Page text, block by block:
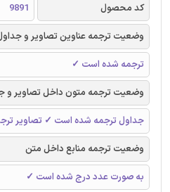
کد محصول
9891
وضعیت ترجمه عناوین تصاویر و
ترجمه شده است ✓
وضعیت ترجمه متون داخل تصاویر و
جداول ترجمه شده است ✓ تصاویر
وضعیت ترجمه منابع داخل متن
به صورت عدد درج شده است ✓